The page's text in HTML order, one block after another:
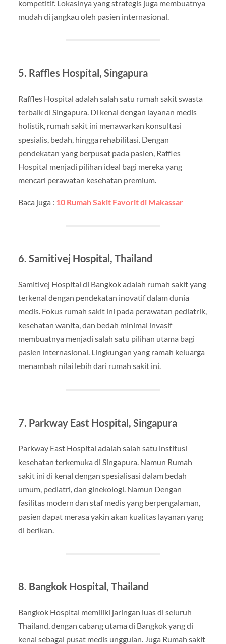
kompetitif. Lokasinya yang strategis juga membuatnya
mudah di jangkau oleh pasien internasional.
5. Raffles Hospital, Singapura
Raffles Hospital adalah salah satu rumah sakit swasta
terbaik di Singapura. Di kenal dengan layanan medis
holistik, rumah sakit ini menawarkan konsultasi
spesialis, bedah, hingga rehabilitasi. Dengan
pendekatan yang berpusat pada pasien, Raffles
Hospital menjadi pilihan ideal bagi mereka yang
mencari perawatan kesehatan premium.
Baca juga : 10 Rumah Sakit Favorit di Makassar
6. Samitivej Hospital, Thailand
Samitivej Hospital di Bangkok adalah rumah sakit yang
terkenal dengan pendekatan inovatif dalam dunia
medis. Fokus rumah sakit ini pada perawatan pediatrik,
kesehatan wanita, dan bedah minimal invasif
membuatnya menjadi salah satu pilihan utama bagi
pasien internasional. Lingkungan yang ramah keluarga
menambah nilai lebih dari rumah sakit ini.
7. Parkway East Hospital, Singapura
Parkway East Hospital adalah salah satu institusi
kesehatan terkemuka di Singapura. Namun Rumah
sakit ini di kenal dengan spesialisasi dalam bedah
umum, pediatri, dan ginekologi. Namun Dengan
fasilitas modern dan staf medis yang berpengalaman,
pasien dapat merasa yakin akan kualitas layanan yang
di berikan.
8. Bangkok Hospital, Thailand
Bangkok Hospital memiliki jaringan luas di seluruh
Thailand, dengan cabang utama di Bangkok yang di
kenal sebagai pusat medis unggulan. Juga Rumah sakit